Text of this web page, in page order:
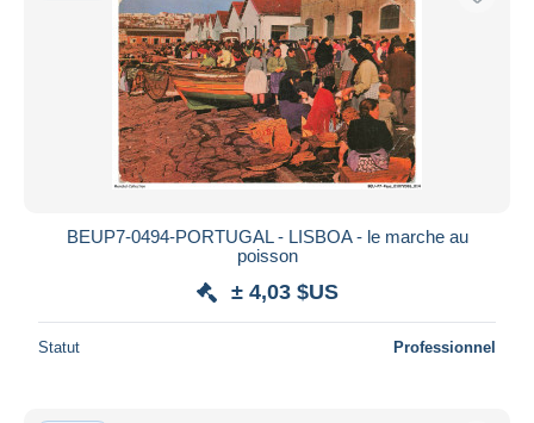
BEUP7-0494-PORTUGAL - LISBOA - le marche au
poisson
± 4,03 $US
Statut Professionnel